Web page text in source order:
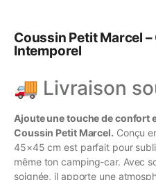
Coussin Petit Marcel
Intemporel
🚚 Livraison
Ajoute une touche de confort
Coussin Petit Marcel. Conçu
45×45 cm est parfait pour
même ton camping-car. Avec
soignée, il apporte une